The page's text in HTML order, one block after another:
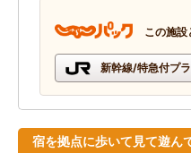
この施
新幹線/特急付プ
宿を拠点に歩いて見て遊ん